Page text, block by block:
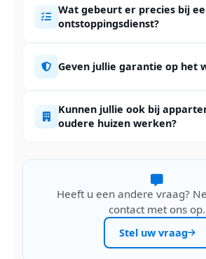
Wat gebeurt er precies bij
ontstoppingsdienst?
Geven jullie garantie op het
Kunnen jullie ook bij
oudere huizen werken?
Heeft u een andere vraag?
contact met ons op.
Stel uw vraag